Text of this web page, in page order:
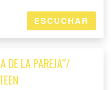
ESCUCHAR
DE LA PAREJA”/